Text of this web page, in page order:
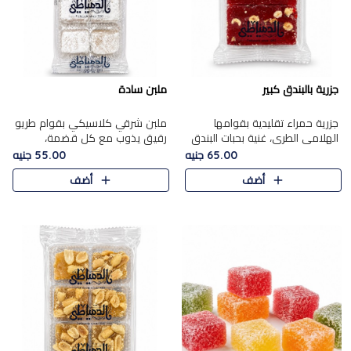
جزرية بالبندق كبير
جزرية حمراء تقليدية بقوامها
الهلامي الطري، غنية بحبات البندق
الفاخرة التي تضيف قرمشة راقية
إلى قوامها الناعم، لتقدم مزيجًا
متوازنًا من النكه..
65.00 جنيه
أضف
ملبن سادة
ملبن شرقي كلاسيكي بقوام طريو
رقيق يذوب مع كل قضمة،
مغطى بطبقة ناعمة من السكر
البودرة ليقدم المذاق الأصيل الذي
ارتبط بحلويات المولد التقليدي..
55.00 جنيه
أضف